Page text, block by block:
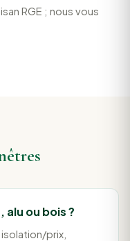
RGE ; nous vous
alu ou bois ?
prix,